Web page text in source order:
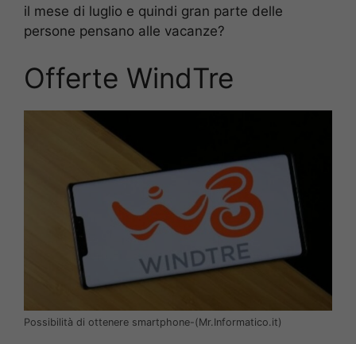
il mese di luglio e quindi gran parte delle
persone pensano alle vacanze?
Offerte WindTre
Possibilità di ottenere smartphone-(Mr.Informatico.it)